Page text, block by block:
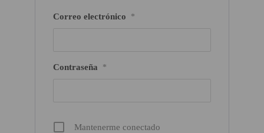
Correo electrónico *
Contraseña *
Mantenerme conectado